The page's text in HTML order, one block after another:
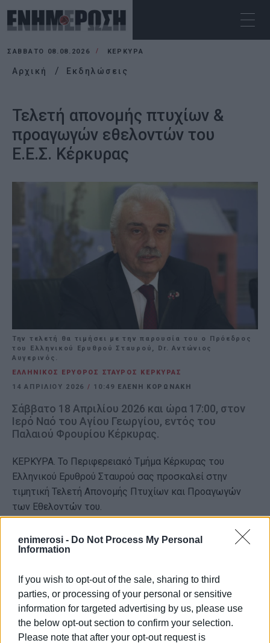
enimerosi - Do Not Process My Personal
Information
If you wish to opt-out of the sale, sharing to third
parties, or processing of your personal or sensitive
information for targeted advertising by us, please use
the below opt-out section to confirm your selection.
Please note that after your opt-out request is
ΣΆΒΒΑΤΟ 08.08.2026 ΚΕΡΚΥΡΑ
Αρχική Εκδηλώσεις
Τελετή απονομής πτυχίων &
προαγωγών εθελοντών του
Ε.Ε.Σ. Κέρκυρας
Την τελετή θα τιμήσει με την παρουσία του ο Πρόεδρος
του Ελληνικού Ερυθρού Σταυρού, Dr. Αντώνιος
Αυγερινός.
ΕΛΛΗΝΙΚΟΣ ΕΡΥΘΡΟΣ ΣΤΑΥΡΟΣ ΚΕΡΚΥΡΑΣ
14 ΑΠΡΙΛΊΟΥ 2026 / 10:49 ΕΛΕΝΗ ΚΟΡΩΝΑΚΗ
Σάββατο 18 Απριλίου 2026 και ώρα 17:00, στον
Ιερό Ναό του Αγίου Γεωργίου, εντός του
Παλαιού Φρουρίου Κέρκυρας.
ΚΕΡΚΥΡΑ. Το Περιφερειακό Τμήμα Κέρκυρας του
Ελληνικού Ερυθρού Σταυρού σας προσκαλεί στην
τιμητική Τελετή Απονομής Πτυχίων και Προαγωγών
των Εθελοντών του.
Σε μια ατμόσφαιρα αναγνώρισης της προσφοράς και
του εθελοντισμού, θα βραβευθούν οι Εθελοντές των
Διασωστών – Ναυαγοσωστών.
Η εκδήλωση θα πραγματοποιηθεί το Σάββατο 18
Απριλίου 2026 και ώρα 17:00, στον Ιερό Ναό του Αγίου
Γεωργίου, εντός του Παλαιού Φρουρίου Κέρκυρας.